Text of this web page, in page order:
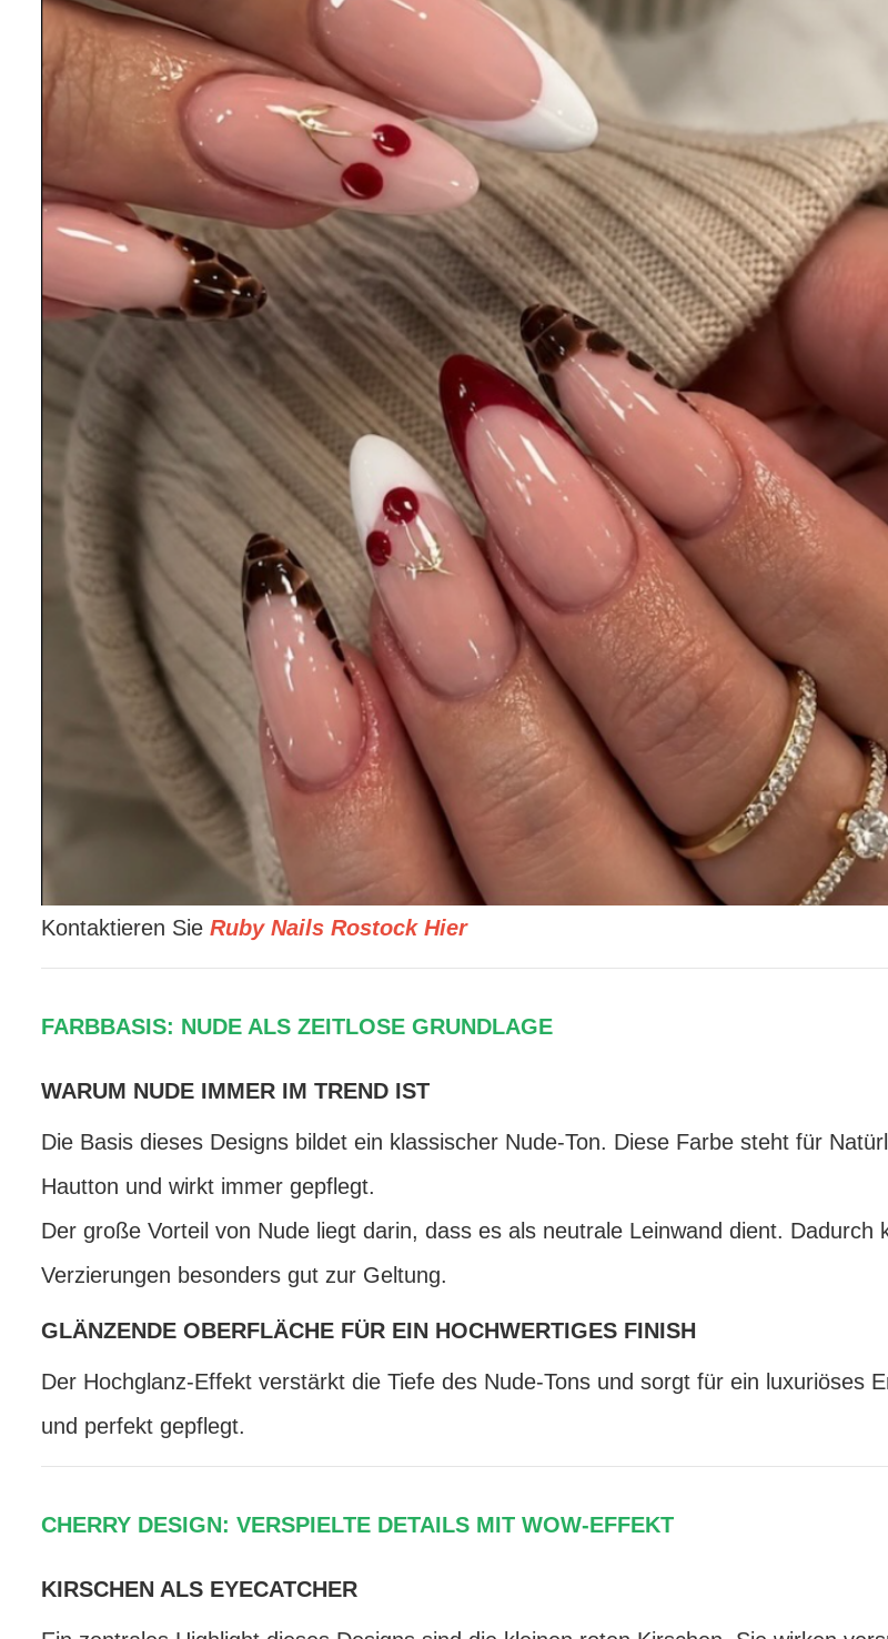
Kontaktieren Sie Ruby Nails Rostock Hier
FARBBASIS: NUDE ALS ZEITLOSE GRUNDLAGE
WARUM NUDE IMMER IM TREND IST
Die Basis dieses Designs bildet ein klassischer Nude-Ton. Diese Farbe steht für
Hautton und wirkt immer gepflegt.
Der große Vorteil von Nude liegt darin, dass es als neutrale Leinwand dient.
Verzierungen besonders gut zur Geltung.
GLÄNZENDE OBERFLÄCHE FÜR EIN HOCHWERTIGES FINISH
Der Hochglanz-Effekt verstärkt die Tiefe des Nude-Tons und sorgt für ein luxuriöses
und perfekt gepflegt.
CHERRY DESIGN: VERSPIELTE DETAILS MIT WOW-EFFEKT
KIRSCHEN ALS EYECATCHER